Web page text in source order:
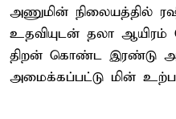
அணுமின் நிலையத்தில்
உதவியுடன் தலா ஆயிரம்
திறன் கொண்ட இரண்டு
அமைக்கப்பட்டு மின்